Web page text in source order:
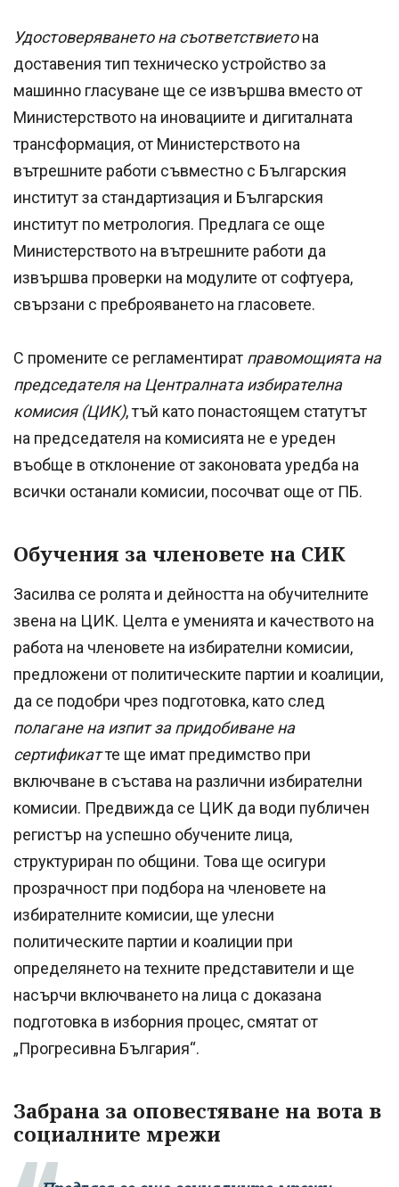
Удостоверяването на съответствиетона
доставения тип техническо устройство за
машинно гласуване ще се извършва вместо от
Министерството на иновациите и дигиталната
трансформация, от Министерството на
вътрешните работи съвместно с Българския
институт за стандартизация и Българския
институт по метрология. Предлага се още
Министерството на вътрешните работи да
извършва проверки на модулите от софтуера,
свързани с преброяването на гласовете.
С промените се регламентират правомощията на
председателя на Централната избирателна
комисия (ЦИК), тъй като понастоящем статутът
на председателя на комисията не е уреден
въобще в отклонение от законовата уредба на
всички останали комисии, посочват още от ПБ.
Обучения за членовете на СИК
Засилва се ролята и дейността на обучителните
звена на ЦИК. Целта е уменията и качеството на
работа на членовете на избирателни комисии,
предложени от политическите партии и коалиции,
да се подобри чрез подготовка, като след
полагане на изпит за придобиване на
сертификатте ще имат предимство при
включване в състава на различни избирателни
комисии. Предвижда се ЦИК да води публичен
регистър на успешно обучените лица,
структуриран по общини. Това ще осигури
прозрачност при подбора на членовете на
избирателните комисии, ще улесни
политическите партии и коалиции при
определянето на техните представители и ще
насърчи включването на лица с доказана
подготовка в изборния процес, смятат от
„Прогресивна България“.
Забрана за оповестяване на вота в
социалните мрежи